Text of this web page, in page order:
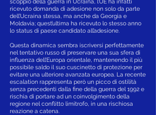
ricevuto domanda di adesione non solo da parte
dell’Ucraina stessa, ma anche da Georgia e
Moldavia; quest’ultima ha ricevuto lo stesso anno
lo status di paese candidato all’adesione.
Questa dinamica sembra iscriversi perfettamente
nel tentativo russo di preservare una sua sfera di
influenza dell’Europa orientale, mantenendo il più
possibile saldo il suo cuscinetto di protezione per
evitare una ulteriore avanzata europea. La recente
escalation rappresenta però un picco di ostilità
senza precedenti dalla fine della guerra del 1992 e
rischia di portare ad un coinvolgimento della
regione nel conflitto limitrofo, in una rischiosa
reazione a catena.